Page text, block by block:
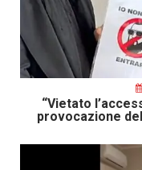
“Vietato
provocazione